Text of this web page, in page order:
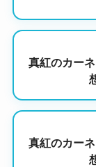
真紅のカー
真紅のカー